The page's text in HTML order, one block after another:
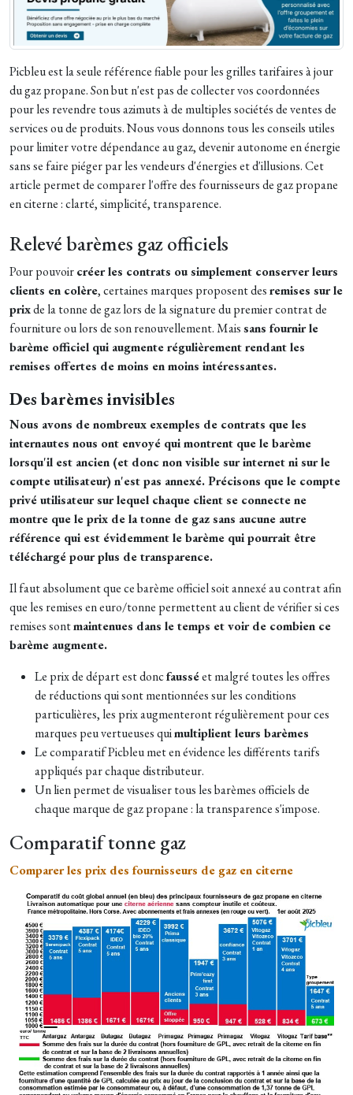
Picbleu est la seule référence fiable pour les grilles tarifaires à jour
du gaz propane. Son but n'est pas de collecter vos coordonnées
pour les revendre tous azimuts à de multiples sociétés de ventes de
services ou de produits. Nous vous donnons tous les conseils utiles
pour limiter votre dépendance au gaz, devenir autonome en énergie
sans se faire piéger par les vendeurs d'énergies et d'illusions. Cet
article permet de comparer l'offre des fournisseurs de gaz propane
en citerne : clarté, simplicité, transparence.
Relevé barèmes gaz officiels
Pour pouvoircréer les contrats ou simplement conserver leurs
clients en colère, certaines marques proposent desremises sur le
prixde la tonne de gaz lors de la signature du premier contrat de
fourniture ou lors de son renouvellement. Maissans fournir le
barème officiel qui augmente régulièrement rendant les
remises offertes de moins en moins intéressantes.
Des barèmes invisibles
Nous avons de nombreux exemples de contrats que les
internautes nous ont envoyé qui montrent que le barème
lorsqu'il est ancien (et donc non visible sur internet ni sur le
compte utilisateur) n'est pas annexé. Précisons que le compte
privé utilisateur sur lequel chaque client se connecte ne
montre que le prix de la tonne de gaz sans aucune autre
référence qui est évidemment le barème qui pourrait être
téléchargé pour plus de transparence.
Il faut absolument que ce barème officiel soit annexé au contrat afin
que les remises en euro/tonne permettent au client de vérifier si ces
remises sontmaintenues dans le temps et voir de combien ce
barème augmente.
Le prix de départ est doncfausséet malgré toutes les offres
de réductions qui sont mentionnées sur les conditions
particulières, les prix augmenteront régulièrement pour ces
marques peu vertueuses quimultiplient leurs barèmes
Le comparatif Picbleu met en évidence les différents tarifs
appliqués par chaque distributeur.
Un lien permet de visualiser tous les barèmes officiels de
chaque marque de gaz propane : la transparence s'impose.
Comparatif tonne gaz
Comparer les prix des fournisseurs de gaz en citerne